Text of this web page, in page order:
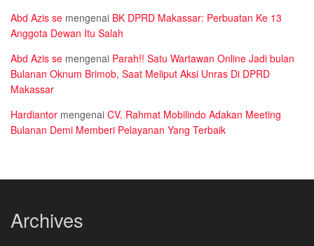
Abd Azis se mengenai BK DPRD Makassar: Perbuatan Ke 13
Anggota Dewan Itu Salah
Abd Azis se mengenai Parah!! Satu Wartawan Online Jadi bulan
Bulanan Oknum Brimob, Saat Meliput Aksi Unras Di DPRD
Makassar
Hardiantor mengenai CV. Rahmat Mobilindo Adakan Meeting
Bulanan Demi Memberi Pelayanan Yang Terbaik
Archives